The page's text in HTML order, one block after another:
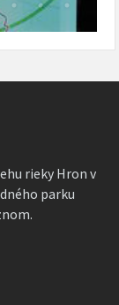
rieky Hron v
parku